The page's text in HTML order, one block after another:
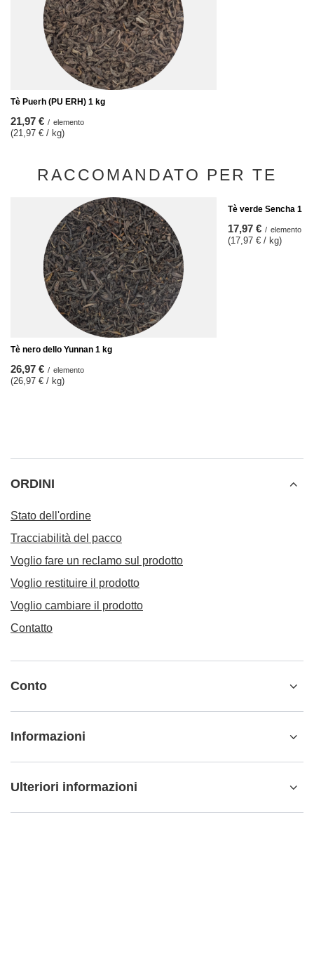
Tè Puerh (PU ERH) 1 kg
21,97 € / elemento
(21,97 € / kg)
RACCOMANDATO PER TE
Tè nero dello Yunnan 1 kg
26,97 € / elemento
(26,97 € / kg)
Tè verde Sencha 1 kg
17,97 € / elemento
(17,97 € / kg)
ORDINI
Stato dell'ordine
Tracciabilità del pacco
Voglio fare un reclamo sul prodotto
Voglio restituire il prodotto
Voglio cambiare il prodotto
Contatto
Conto
Informazioni
Ulteriori informazioni